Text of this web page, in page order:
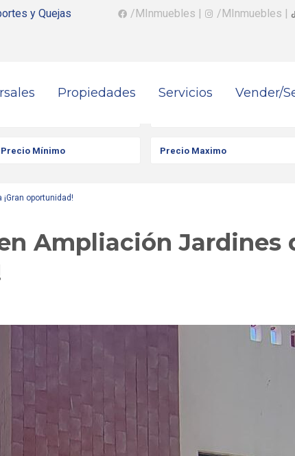
y Quejas /MInmuebles | /MInmuebles |
Propiedades Servicios Vender/
oportunidad!
Ampliación Jardines